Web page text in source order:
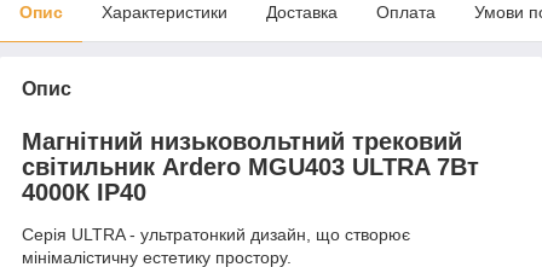
Опис Характеристики Доставка Оплата Умови
Опис
Магнітний низьковольтний трековий
світильник Ardero MGU403 ULTRA 7Вт
4000К IP40
Серія ULTRA - ультратонкий дизайн, що створює
мінімалістичну естетику простору.